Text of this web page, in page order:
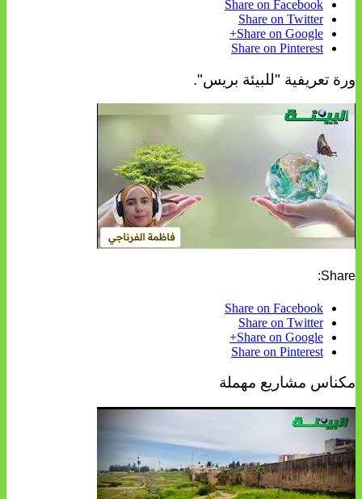
Share on Facebook
Share on Twitter
Share on Google+
Share on Pinterest
ورة تعريفية "للبيئة بريس".
Share:
Share on Facebook
Share on Twitter
Share on Google+
Share on Pinterest
مكناس مشاريع مهملة